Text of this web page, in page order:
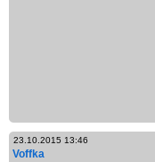
23.10.2015 13:46
Voffka